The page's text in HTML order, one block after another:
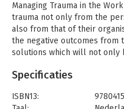
Managing Trauma in the
trauma not only from the
also from that of their
the negative outcomes from
solutions which will not
development.
in a variety of professions
Specificaties
ISBN13: